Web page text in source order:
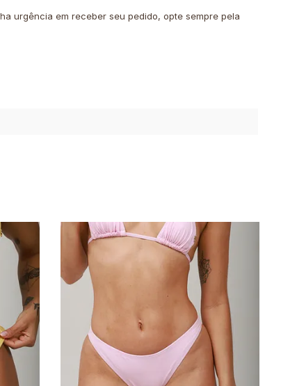
urgência em receber seu pedido, opte sempre pela